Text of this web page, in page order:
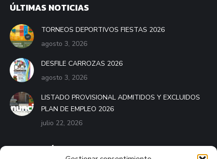
ÚLTIMAS NOTICIAS
TORNEOS DEPORTIVOS FIESTAS 2026
agosto 3, 2026
DESFILE CARROZAS 2026
agosto 3, 2026
LISTADO PROVISIONAL ADMITIDOS Y EXCLUIDOS
PLAN DE EMPLEO 2026
julio 22, 2026
BANDO MÓVIL